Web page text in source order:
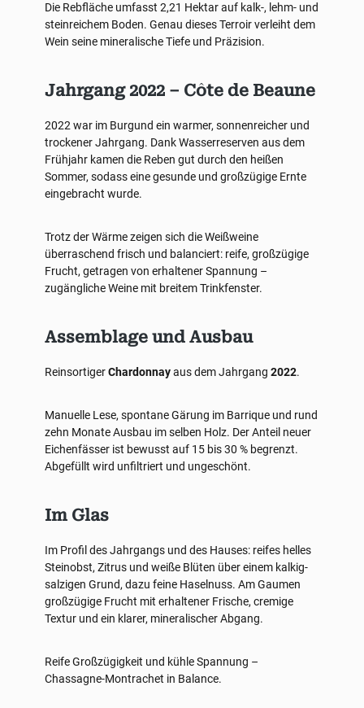
Die Rebfläche umfasst 2,21 Hektar auf kalk-, lehm- und
steinreichem Boden. Genau dieses Terroir verleiht dem
Wein seine mineralische Tiefe und Präzision.
Jahrgang 2022 – Côte de Beaune
2022 war im Burgund ein warmer, sonnenreicher und
trockener Jahrgang. Dank Wasserreserven aus dem
Frühjahr kamen die Reben gut durch den heißen
Sommer, sodass eine gesunde und großzügige Ernte
eingebracht wurde.
Trotz der Wärme zeigen sich die Weißweine
überraschend frisch und balanciert: reife, großzügige
Frucht, getragen von erhaltener Spannung –
zugängliche Weine mit breitem Trinkfenster.
Assemblage und Ausbau
ReinsortigerChardonnayaus dem Jahrgang 2022.
Manuelle Lese, spontane Gärung im Barrique und rund
zehn Monate Ausbau im selben Holz. Der Anteil neuer
Eichenfässer ist bewusst auf 15 bis 30 % begrenzt.
Abgefüllt wird unfiltriert und ungeschönt.
Im Glas
Im Profil des Jahrgangs und des Hauses: reifes helles
Steinobst, Zitrus und weiße Blüten über einem kalkig-
salzigen Grund, dazu feine Haselnuss. Am Gaumen
großzügige Frucht mit erhaltener Frische, cremige
Textur und ein klarer, mineralischer Abgang.
Reife Großzügigkeit und kühle Spannung –
Chassagne-Montrachet in Balance.